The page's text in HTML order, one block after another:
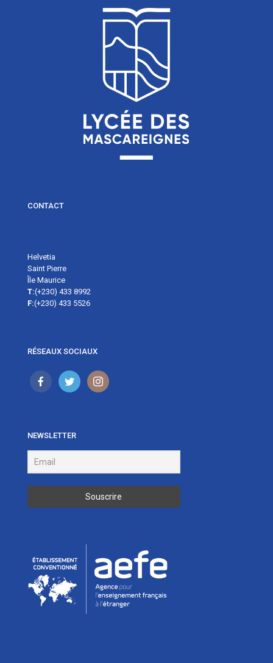
CONTACT
Helvetia
Saint Pierre
Île Maurice
T:(+230) 433 8992
F:(+230) 433 5526
RÉSEAUX SOCIAUX
NEWSLETTER